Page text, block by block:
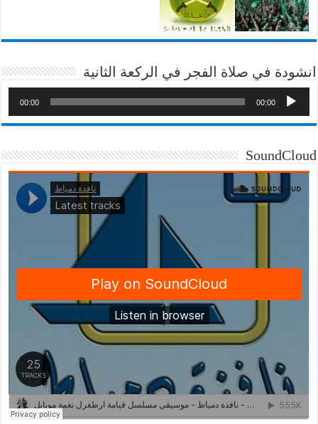
انشودة في صلاة الفجر في الركعة الثانية
00:00
00:00
SoundCloud